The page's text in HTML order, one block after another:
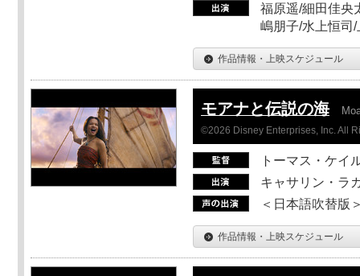
福原遥/細田佳央
嶋朋子/水上恒司
作品情報・上映スケジュール
モアナと伝説の海
©2026 Disney Enterprises, Inc. All
トーマス・ケイ
キャサリン・ラ
＜日本語吹替版
作品情報・上映スケジュール